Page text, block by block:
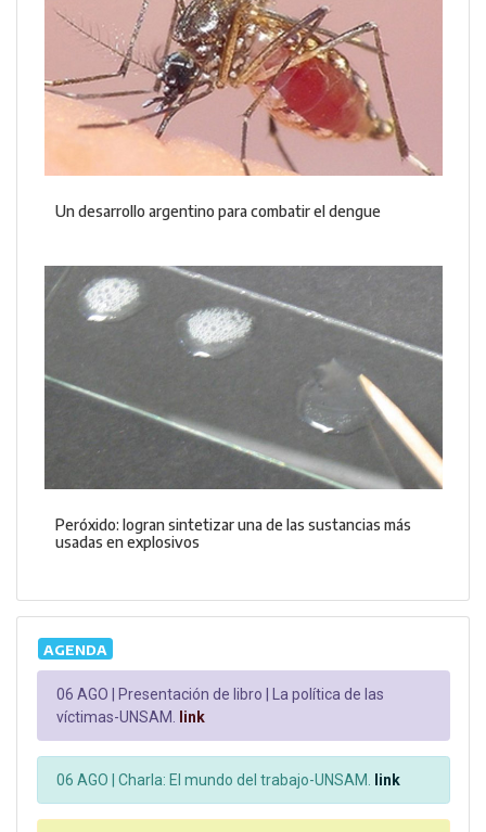
Un desarrollo argentino para combatir el dengue
Peróxido: logran sintetizar una de las sustancias más
usadas en explosivos
AGENDA
06 AGO |
Presentación de libro | La política de las
víctimas-UNSAM.
link
06 AGO | Charla: El mundo del trabajo-UNSAM. link